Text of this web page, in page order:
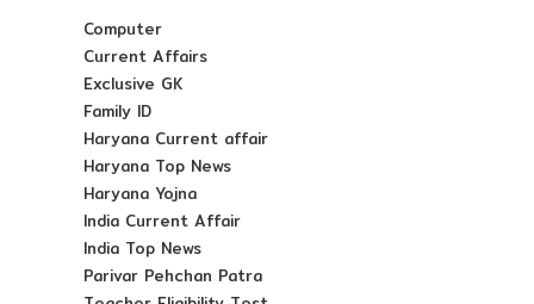
Computer
Current Affairs
Exclusive GK
Family ID
Haryana Current affair
Haryana Top News
Haryana Yojna
India Current Affair
India Top News
Parivar Pehchan Patra